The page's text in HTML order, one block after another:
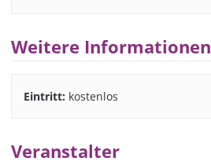
Weitere Informationen
Eintritt: kostenlos
Veranstalter